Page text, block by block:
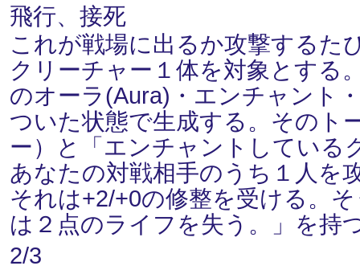
飛行、接死
これが戦場に出るか攻撃するた
クリーチャー１体を対象とする
のオーラ(Aura)・エンチャント
ついた状態で生成する。そのト
ー）と「エンチャントしている
あなたの対戦相手のうち１人を
それは+2/+0の修整を受ける。
は２点のライフを失う。」を持
2/3